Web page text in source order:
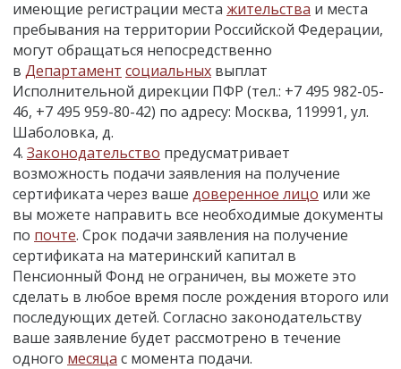
имеющие регистрации места жительства и места
пребывания на территории Российской Федерации,
могут обращаться непосредственно
в Департамент социальных выплат
Исполнительной дирекции ПФР (тел.: +7 495 982-05-
46, +7 495 959-80-42) по адресу: Москва, 119991, ул.
Шаболовка, д.
4. Законодательство предусматривает
возможность подачи заявления на получение
сертификата через ваше доверенное лицо или же
вы можете направить все необходимые документы
по почте. Срок подачи заявления на получение
сертификата на материнский капитал в
Пенсионный Фонд не ограничен, вы можете это
сделать в любое время после рождения второго или
последующих детей. Согласно законодательству
ваше заявление будет рассмотрено в течение
одного месяца с момента подачи.